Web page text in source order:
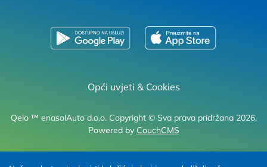
Opći uvjeti & Cookies
Qelo ™ enasolAuto d.o.o. Copyright © Sva prava pridržana 2026.
Powered by CouchCMS